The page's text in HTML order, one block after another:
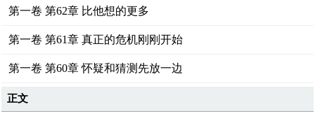
第一卷 第62章 比他想的更多
第一卷 第61章 真正的危机刚刚开始
第一卷 第60章 怀疑和猜测先放一边
正文